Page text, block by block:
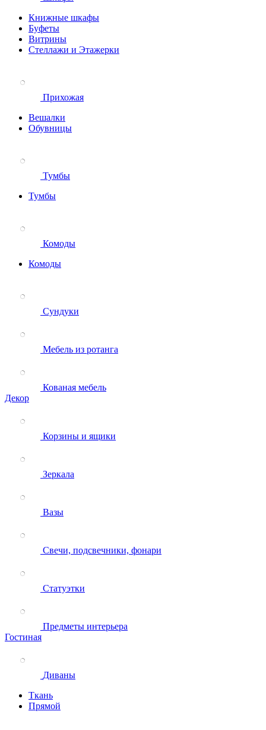
Книжные шкафы
Буфеты
Витрины
Стеллажи и Этажерки
Прихожая
Вешалки
Обувницы
Тумбы
Тумбы
Комоды
Комоды
Сундуки
Мебель из ротанга
Кованая мебель
Декор
Корзины и ящики
Зеркала
Вазы
Свечи, подсвечники, фонари
Статуэтки
Предметы интерьера
Гостиная
Диваны
Ткань
Прямой